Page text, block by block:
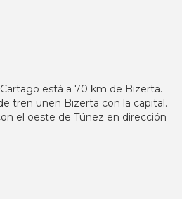
está a 70 km de Bizerta.
tren unen Bizerta con la capital.
el oeste de Túnez en dirección